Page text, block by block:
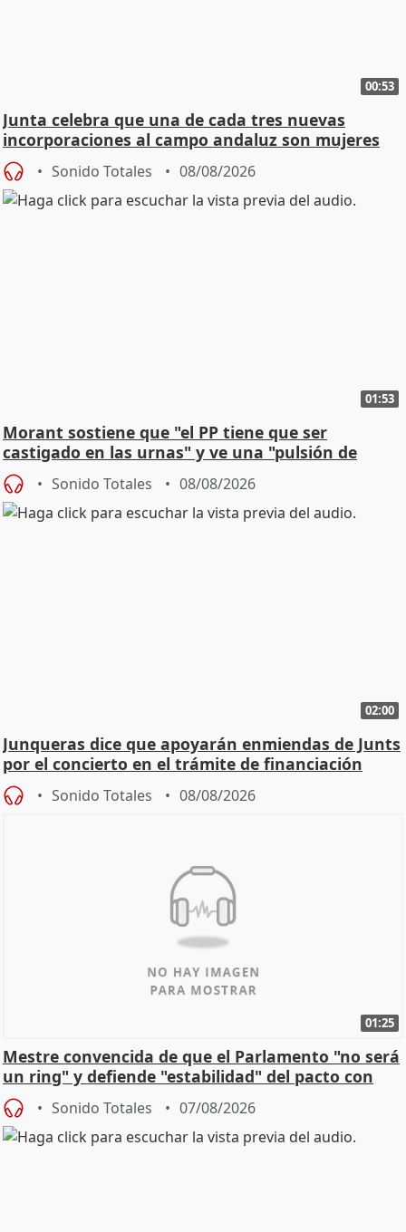
00:53
Junta celebra que una de cada tres nuevas
incorporaciones al campo andaluz son mujeres
jóvenes
Sonido Totales 08/08/2026
01:53
Morant sostiene que "el PP tiene que ser
castigado en las urnas" y ve una "pulsión de
cambio"
Sonido Totales 08/08/2026
02:00
Junqueras dice que apoyarán enmiendas de Junts
por el concierto en el trámite de financiación
Sonido Totales 08/08/2026
01:25
Mestre convencida de que el Parlamento "no será
un ring" y defiende "estabilidad" del pacto con
Vox
Sonido Totales 07/08/2026